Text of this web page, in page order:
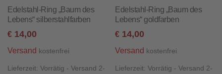
Edelstahl-Ring „Baum des
Lebens“ silberstahlfarben
€ 14,00
Versand kostenfrei
Lieferzeit: Vorrätig - Versand 2-
Edelstahl-Ring „Baum des
Lebens“ goldfarben
€ 14,00
Versand kostenfrei
Lieferzeit:Vorrätig - Versand 2-